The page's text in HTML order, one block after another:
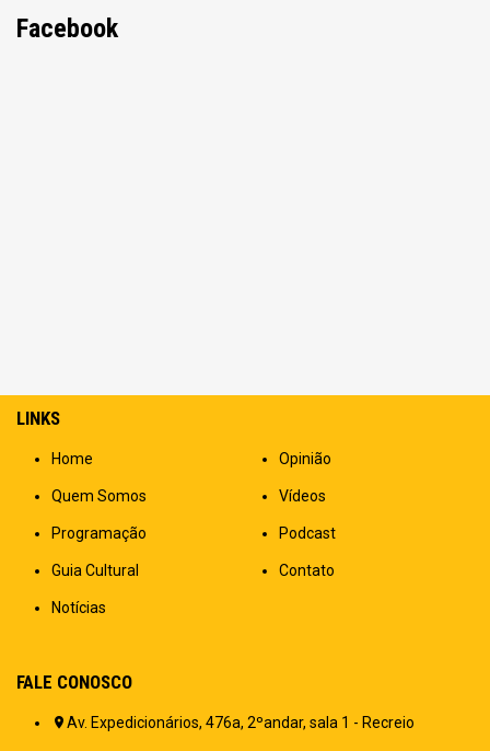
Facebook
LINKS
Home
Quem Somos
Programação
Guia Cultural
Notícias
Opinião
Vídeos
Podcast
Contato
FALE CONOSCO
Av. Expedicionários, 476a, 2ºandar, sala 1 - Recreio